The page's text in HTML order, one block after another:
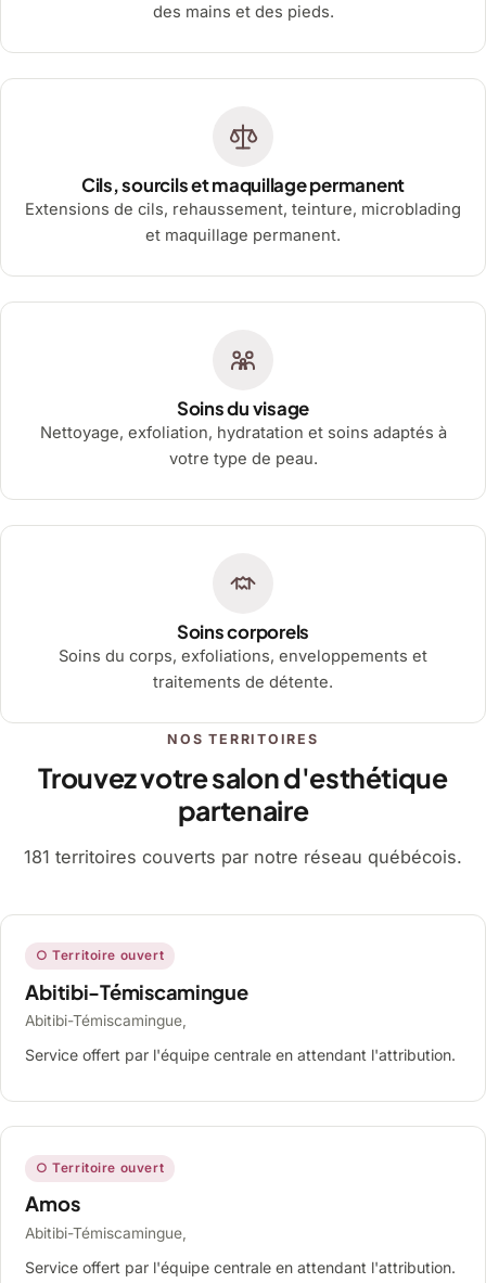
des mains et des pieds.
Cils, sourcils et maquillage permanent
Extensions de cils, rehaussement, teinture, microblading
et maquillage permanent.
Soins du visage
Nettoyage, exfoliation, hydratation et soins adaptés à
votre type de peau.
Soins corporels
Soins du corps, exfoliations, enveloppements et
traitements de détente.
NOS TERRITOIRES
Trouvez votre salon d'esthétique
partenaire
181 territoires couverts par notre réseau québécois.
○ Territoire ouvert
Abitibi-Témiscamingue
Abitibi-Témiscamingue,
Service offert par l'équipe centrale en attendant l'attribution.
○ Territoire ouvert
Amos
Abitibi-Témiscamingue,
Service offert par l'équipe centrale en attendant l'attribution.